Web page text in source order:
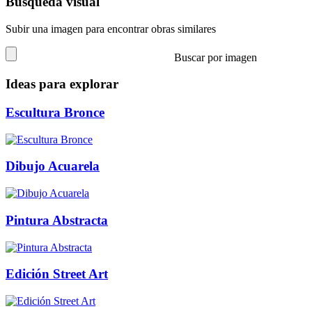
Subir una imagen para encontrar obras similares
Buscar por imagen
Ideas para explorar
Escultura Bronce
Dibujo Acuarela
Pintura Abstracta
Edición Street Art